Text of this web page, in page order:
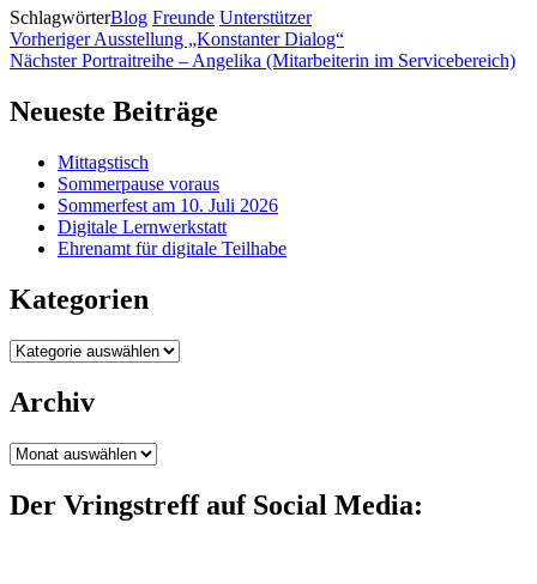
SchlagwörterBlog Freunde Unterstützer
Beitragsnavigation
VorherigerAusstellung „Konstanter Dialog“Vorheriger
NächsterPortraitreihe – Angelika (Mitarbeiterin im Servicebereich)
Neueste Beiträge
Mittagstisch
Sommerpause voraus
Sommerfest am 10. Juli 2026
Digitale Lernwerkstatt
Ehrenamt für digitale Teilhabe
Kategorien
Kategorien
Archiv
Archiv
Der Vringstreff auf Social Media: